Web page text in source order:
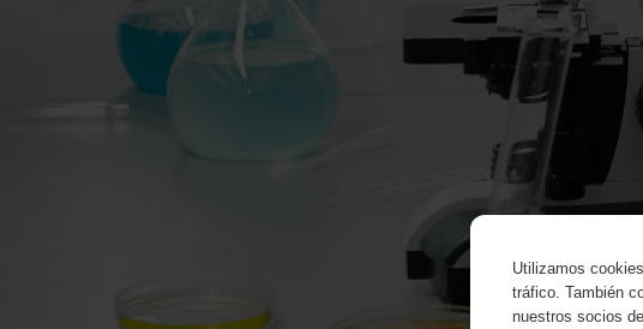
Utilizamos
tráfico. También
nuestros socios